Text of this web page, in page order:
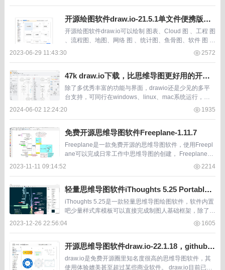
开源绘图软件draw.io-21.5.1单文件便携版，
轻松绘制流程图、网络拓扑图
开源绘图软件draw.io可以绘制 图表、Cloud 图 、工程 图
、流程图、地图、网络 图 、统计图、鱼骨图、软件 图 、
表格 图 、UM L 图 、Venn 图 、线框图、布局图等，同
2023-06-29 11:43:30 2572
47k draw.io下载，比思维导图更好用的开源
免费软件
除了多优秀丰富的功能与界面，drawio还是少见的多平
台支持，可同行在windows、linux、mac系统运行，同
时windows还是有安装版与便携版两种发行包。 软件截
2024-06-02 12:24:20 1935
免费开源思维导图软件Freeplane-1.11.7
Freeplane是一款免费开源的思维导图软件，使用Freepl
ane可以完成日常工作中思维导图的创建， Freeplane内
置了丰富的状态图标，能够直观地标记脑图节点。 以前
2023-11-11 09:14:52 2214
轻量思维导图软件iThoughts 5.25 Portable
绿色便携版
iThoughts 5.25是一款轻量思维导图绘图软件，软件内置
吧少量样式库模板可以直接完成制图人基础框架，除了样
式库之外软件还有图标库他表情图标库。 一般情况下 iTh
2023-12-26 22:56:04 1605
开源思维导图软件draw.io-22.1.18，github已
获star 44.9k
draw.io是免费开源圈里知名度很高的思维导图软件，其
使用体验媲美甚至超过某些商业软件。 draw.io目前已更